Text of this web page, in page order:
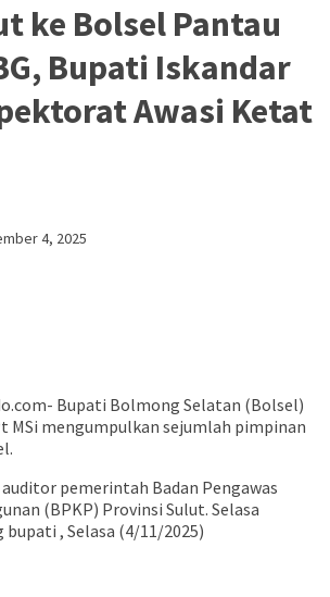
ke Bolsel Pantau
Bupati Iskandar
Awasi Ketat
4, 2025
Bupati Bolmong Selatan (Bolsel)
MSi mengumpulkan sejumlah pimpinan
pemerintah Badan Pengawas
(BPKP) Provinsi Sulut. Selasa
, Selasa (4/11/2025)